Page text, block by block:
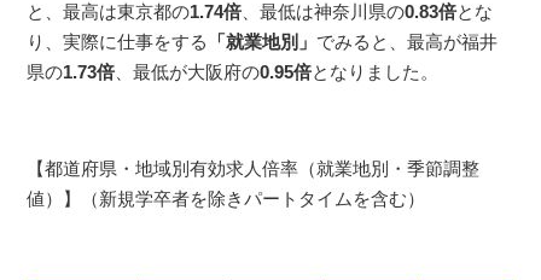
と、最高は東京都の1.74倍 、最低は神奈川県の0.83倍とな
り、実際に仕事をする
「就業地別」 でみると、最高が福井
県の1.73倍 、最低が大阪府の0.95倍となりました。
【都道府県・地域別有効求人倍率（就業地別・季節調整
値）】（新規学卒者を除きパートタイムを含む）